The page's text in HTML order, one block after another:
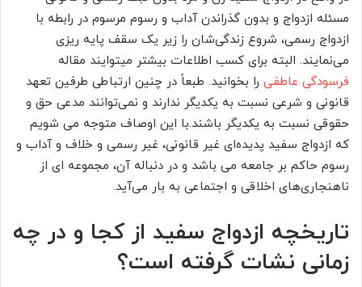
مسئله ازدواج و بدون گذراندن آداب و رسوم مرسوم در رابطه با
ازدواج رسمی، شروع زندگی‌شان را زیر یک سقف پایه ریزی
می‌نمایند. البته برای کسب اطلاعات بیشتر میتوایند مقاله
فرسودگی عاطفی را بخوانید. طبعاً در چنین ارتباطی طرفین تعهد
قانونی و شرعی نسبت به یکدیگر ندارند و نمی‌توانند مدعی حق و
حقوقی نسبت به یکدیگر باشند.با این اوصاف متوجه می شویم
که ازدواج سفید پدیده‌ای غیر قانونی، غیر رسمی و خلاف و آداب و
رسوم حاکم بر جامعه می باشد و در دنباله آن، مجموعه ای از
ناهنجاری‌های اخلاقی و اجتماعی به بار می‌آید.
تاریخچه ازدواج سفید از کجا و در چه
زمانی نشات گرفته است؟